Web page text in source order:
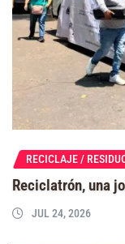
RECICLAJE /
Reciclatrón, una
JUL 24, 2026